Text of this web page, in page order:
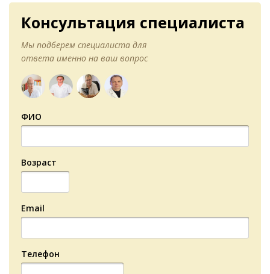
Консультация специалиста
Мы подберем специалиста для
ответа именно на ваш вопрос
ФИО
Возраст
Email
Телефон